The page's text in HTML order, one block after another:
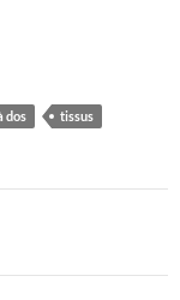
dos tissus